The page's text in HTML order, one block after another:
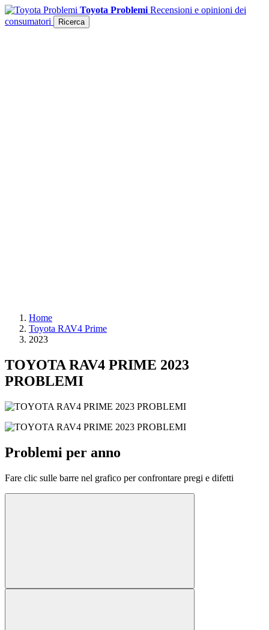
Toyota Problemi Recensioni e opinioni dei
consumatori
Ricerca
Home
Toyota RAV4 Prime
2023
TOYOTA RAV4 PRIME 2023
PROBLEMI
Problemi per anno
Fare clic sulle barre nel grafico per confrontare pregi e difetti